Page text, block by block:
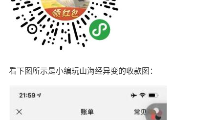
看下图所示是小编玩山海经异变的收款图：